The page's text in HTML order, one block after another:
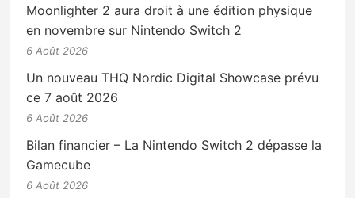
Moonlighter 2 aura droit à une édition physique
en novembre sur Nintendo Switch 2
6 Août 2026
Un nouveau THQ Nordic Digital Showcase prévu
ce 7 août 2026
6 Août 2026
Bilan financier – La Nintendo Switch 2 dépasse la
Gamecube
6 Août 2026